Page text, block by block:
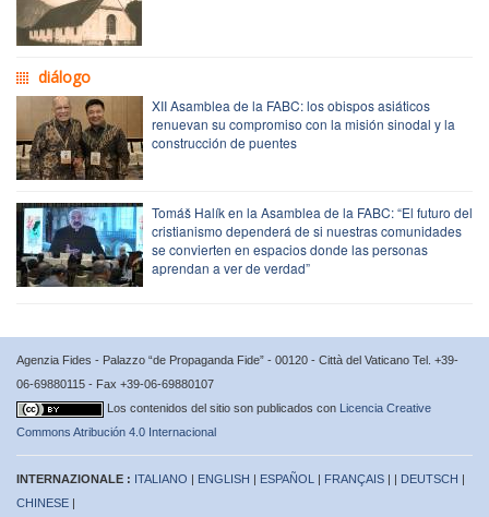
diálogo
XII Asamblea de la FABC: los obispos asiáticos
renuevan su compromiso con la misión sinodal y la
construcción de puentes
Tomáš Halík en la Asamblea de la FABC: “El futuro del
cristianismo dependerá de si nuestras comunidades
se convierten en espacios donde las personas
aprendan a ver de verdad”
Agenzia Fides - Palazzo “de Propaganda Fide” - 00120 - Città del Vaticano Tel. +39-
06-69880115 - Fax +39-06-69880107
Los contenidos del sitio son publicados con Licencia Creative
Commons Atribución 4.0 Internacional
INTERNAZIONALE : ITALIANO | ENGLISH | ESPAÑOL | FRANÇAIS | | DEUTSCH |
CHINESE |